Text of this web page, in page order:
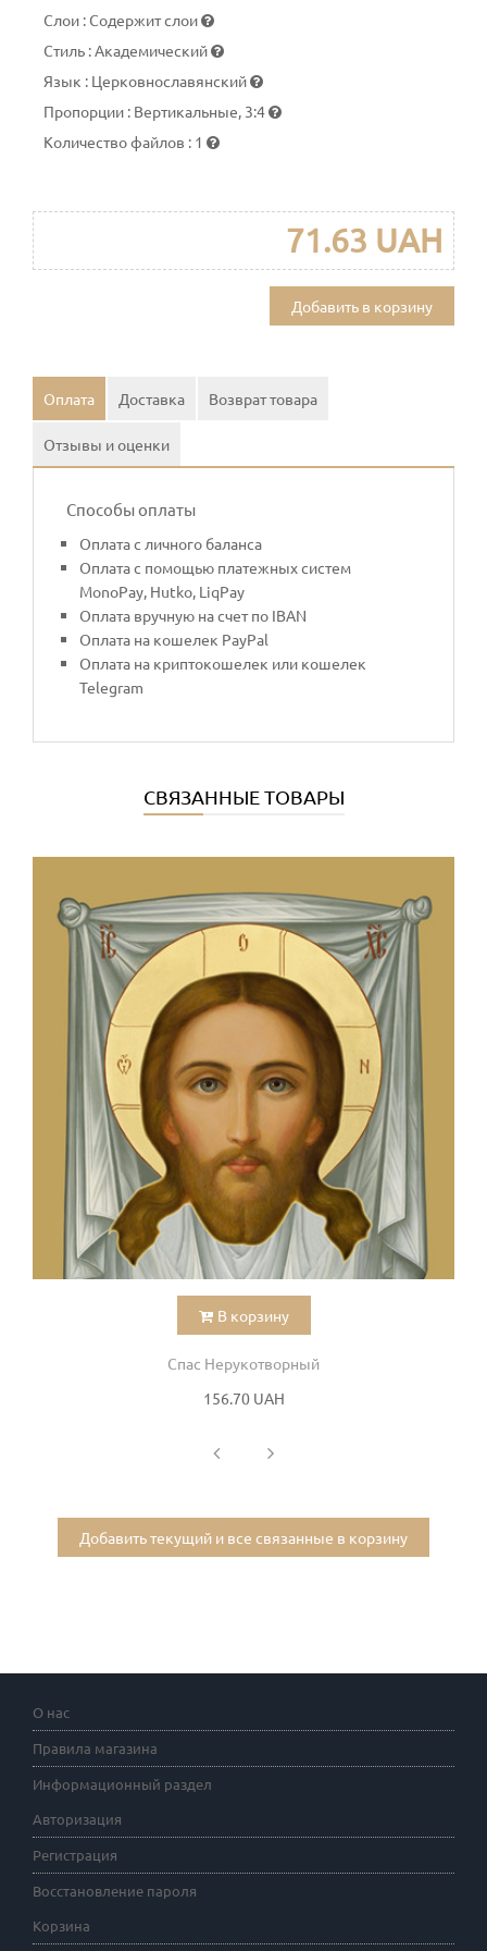
Слои :Содержит слои
Стиль :Академический
Язык : Церковнославянский
Пропорции : Вертикальные, 3:4
Количество файлов : 1
71.63 UAH
Добавить в корзину
Оплата Доставка Возврат товара
Отзывы и оценки
Способы оплаты
Оплата с личного баланса
Оплата с помощью платежных систем
MonoPay, Hutko, LiqPay
Оплата вручную на счет по IBAN
Оплата на кошелек PayPal
Оплата на криптокошелек или кошелек
Telegram
СВЯЗАННЫЕ ТОВАРЫ
В корзину
Спас Нерукотворный
156.70 UAH
Добавить текущий и все связанные в корзину
О нас
Правила магазина
Информационный раздел
Авторизация
Регистрация
Восстановление пароля
Корзина